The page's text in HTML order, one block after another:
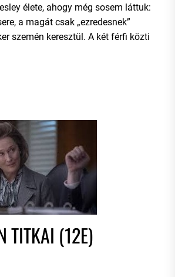
élete, ahogy még sosem láttuk:
a magát csak „ezredesnek”
szemén keresztül. A két férfi közti
TITKAI (12E)